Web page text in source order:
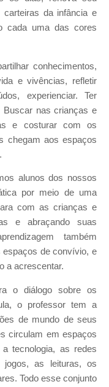
carteiras da infância e
cada uma das cores
conhecimentos,
e vivências, refletir
experienciar. Ter
Buscar nas crianças e
e costurar com os
chegam aos espaços
alunos dos nossos
por meio de uma
com as crianças e
e abraçando suas
também
espaços de convívio, e
a acrescentar.
o diálogo sobre os
o professor tem a
de mundo de seus
circulam em espaços
tecnologia, as redes
as leituras, os
Todo esse conjunto